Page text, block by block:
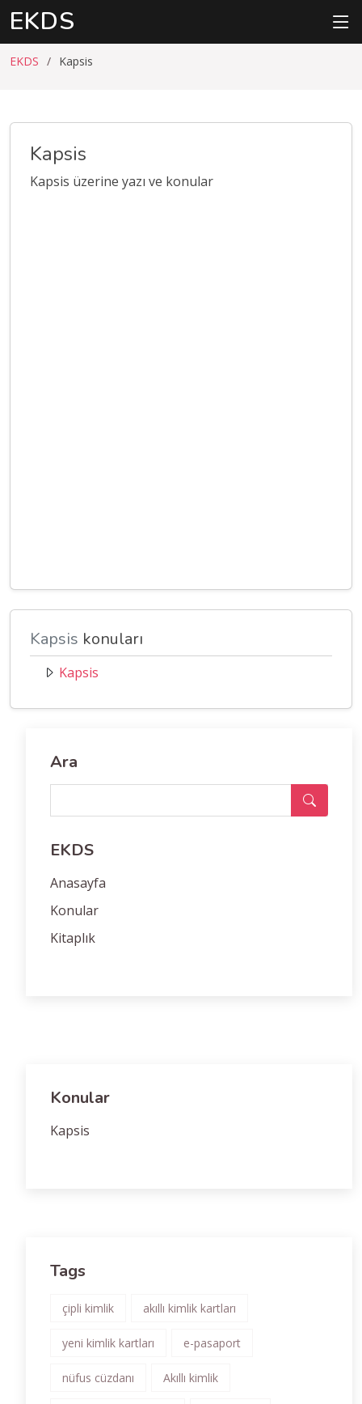
EKDS
EKDS Kapsis
Kapsis
Kapsis üzerine yazı ve konular
Kapsis konuları
Kapsis
Ara
EKDS
Anasayfa
Konular
Kitaplık
Konular
Kapsis
Tags
çipli kimlik akıllı kimlik kartları
yeni kimlik kartları e-pasaport
nüfus cüzdanı Akıllı kimlik